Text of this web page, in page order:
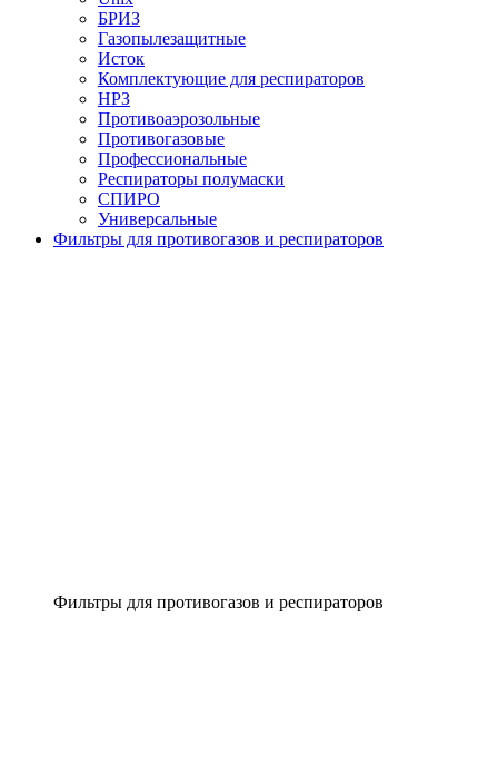
БРИЗ
Газопылезащитные
Исток
Комплектующие для респираторов
НРЗ
Противоаэрозольные
Противогазовые
Профессиональные
Респираторы полумаски
СПИРО
Универсальные
Фильтры для противогазов и респираторов
Фильтры для противогазов и респираторов